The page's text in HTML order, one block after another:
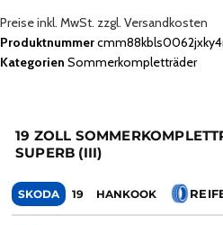
Preise inkl. MwSt. zzgl. Versandkosten
Produktnummer
Kategorien Sommerkompletträder
19 ZOLL
SUPERB (III)
SKODA 19 HANKOOK